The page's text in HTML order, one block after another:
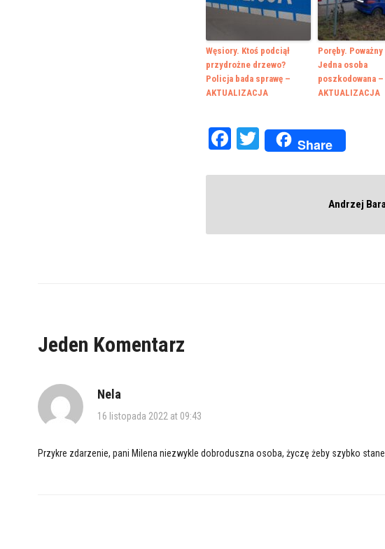
Węsiory. Ktoś podciął
przydrożne drzewo?
Policja bada sprawę –
AKTUALIZACJA
Poręby.
Jedna osoba
poszkodowana –
AKTUALIZACJA
Facebook
Twitter
Share
Andrzej
Jeden Komentarz
Nela
16 listopada 2022 at 09:43
Przykre zdarzenie, pani Milena niezwykle dobroduszna osoba, życzę żeby szybko